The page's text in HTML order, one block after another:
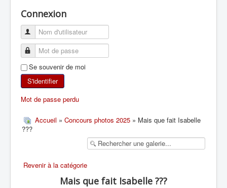
ESCALADE
ALPINISME
SKI DE RANDONNÉE
RANDONNÉE SPORTIVE
Connexion
Se souvenir de moi
S'identifier
Mot de passe perdu
Accueil » Concours photos 2025 » Mais que fait Isabelle
???
Revenir à la catégorie
Mais que fait Isabelle ???